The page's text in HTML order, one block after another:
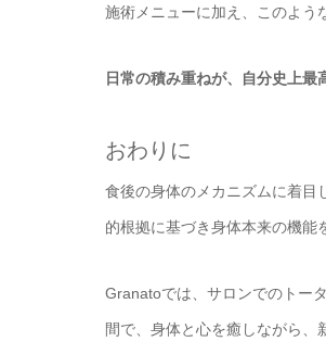
施術メニューに加え、このよう
日常の積み重ねが、自分史上最
おわりに
食後の身体のメカニズムに着目
的根拠に基づき身体本来の機能
Granatoでは、サロンでのトー
間で、身体と心を癒しながら